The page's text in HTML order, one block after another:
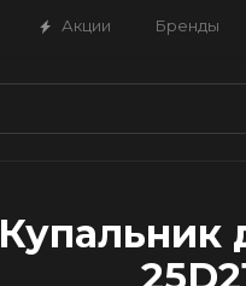
Акции Бренды
Купальник